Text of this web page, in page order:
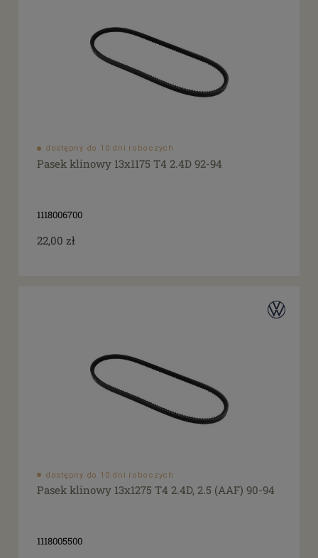
dostępny do 10 dni roboczych
Pasek klinowy 13x1175 T4 2.4D 92-94
1118006700
22,00 zł
dostępny do 10 dni roboczych
Pasek klinowy 13x1275 T4 2.4D, 2.5 (AAF) 90-94
1118005500